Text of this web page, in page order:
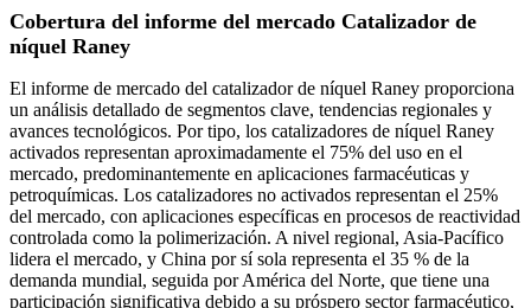
Cobertura del informe del mercado Catalizador de
níquel Raney
El informe de mercado del catalizador de níquel Raney proporciona
un análisis detallado de segmentos clave, tendencias regionales y
avances tecnológicos. Por tipo, los catalizadores de níquel Raney
activados representan aproximadamente el 75% del uso en el
mercado, predominantemente en aplicaciones farmacéuticas y
petroquímicas. Los catalizadores no activados representan el 25%
del mercado, con aplicaciones específicas en procesos de reactividad
controlada como la polimerización. A nivel regional, Asia-Pacífico
lidera el mercado, y China por sí sola representa el 35 % de la
demanda mundial, seguida por América del Norte, que tiene una
participación significativa debido a su próspero sector farmacéutico,